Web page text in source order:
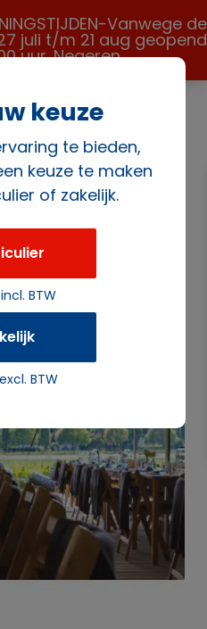
Vanwege de
juli t/m 21 aug geopend
uur.Negeren
kramen / Flextent 10 x 7.5
keuze
te bieden,
keuze te maken
of zakelijk.
BTW
BTW